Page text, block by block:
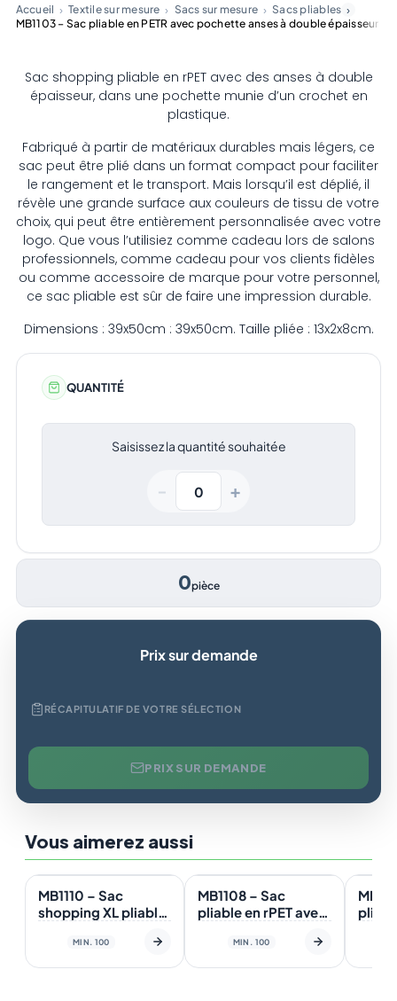
Accueil Textile sur mesure Sacs sur mesure
Sacs pliables
MB1103 – Sac pliable en PETR avec pochette anses à double épaisseur
Sac shopping pliable en rPET avec des anses à double
épaisseur, dans une pochette munie d’un crochet en
plastique.
Fabriqué à partir de matériaux durables mais légers, ce
sac peut être plié dans un format compact pour faciliter
le rangement et le transport. Mais lorsqu’il est déplié, il
révèle une grande surface aux couleurs de tissu de votre
choix, qui peut être entièrement personnalisée avec votre
logo. Que vous l’utilisiez comme cadeau lors de salons
professionnels, comme cadeau pour vos clients fidèles
ou comme accessoire de marque pour votre personnel,
ce sac pliable est sûr de faire une impression durable.
Dimensions : 39x50cm : 39x50cm. Taille pliée : 13x2x8cm.
QUANTITÉ
Saisissez la quantité souhaitée
− +
0pièce
Prix sur demande
RÉCAPITULATIF DE VOTRE SÉLECTION
PRIX SUR DEMANDE
Vous aimerez aussi
En stock
MB1110 – Sac
shopping XL pliable
pochette
MIN. 100
ÉCO
En stock
MB1108 – Sac
pliable en rPET avec
MIN. 100
En